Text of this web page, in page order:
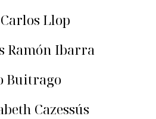
Carlos Llop
Ramón Ibarra
Buitrago
Cazessús